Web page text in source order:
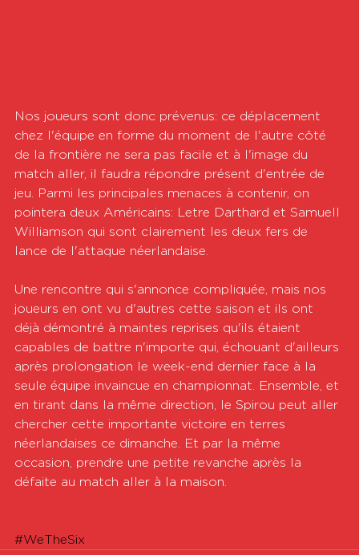
Nos joueurs sont donc prévenus: ce déplacement
chez l'équipe en forme du moment de l'autre côté
de la frontière ne sera pas facile et à l'image du
match aller, il faudra répondre présent d'entrée de
jeu. Parmi les principales menaces à contenir, on
pointera deux Américains: Letre Darthard et Samuell
Williamson qui sont clairement les deux fers de
lance de l'attaque néerlandaise.
Une rencontre qui s'annonce compliquée, mais nos
joueurs en ont vu d'autres cette saison et ils ont
déjà démontré à maintes reprises qu'ils étaient
capables de battre n'importe qui, échouant d'ailleurs
après prolongation le week-end dernier face à la
seule équipe invaincue en championnat. Ensemble, et
en tirant dans la même direction, le Spirou peut aller
chercher cette importante victoire en terres
néerlandaises ce dimanche. Et par la même
occasion, prendre une petite revanche après la
défaite au match aller à la maison.
#WeTheSix